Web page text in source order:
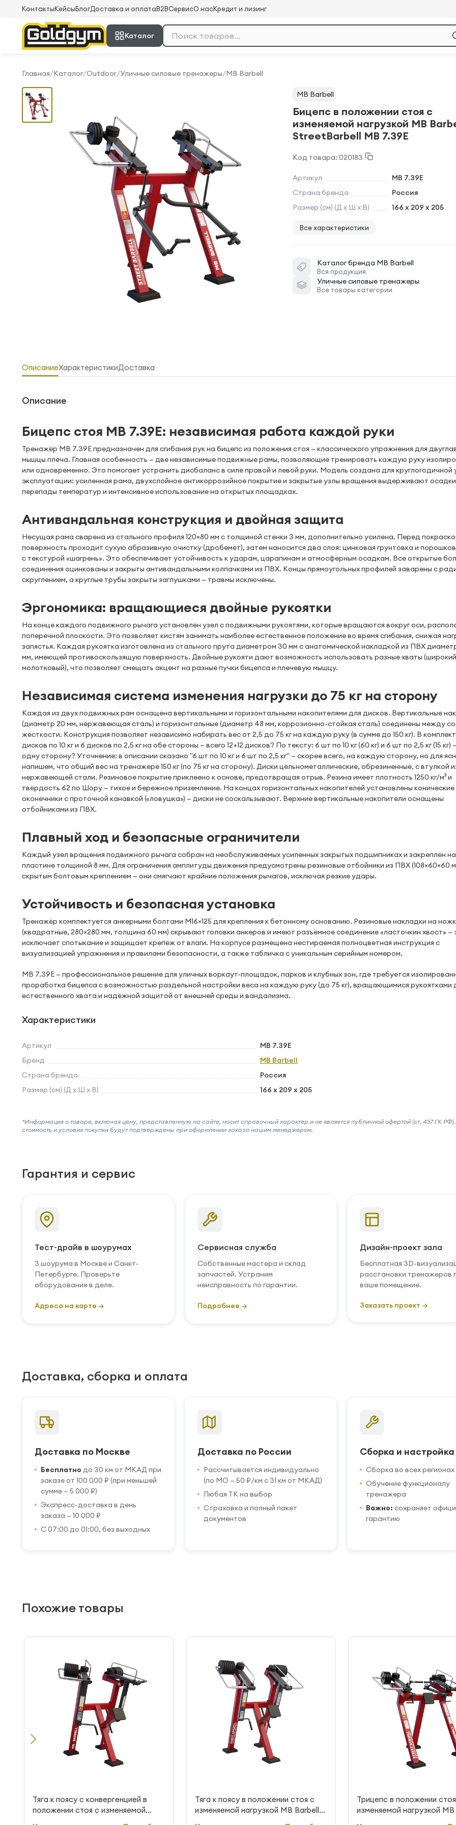
КонтактыКейсыБлогДоставка и оплатаB2BСервисО насКредит и лизинг
Каталог
Главная/Каталог/Outdoor/Уличные силовые тренажеры/MB Barbell
MB Barbell
Бицепс в положении стоя с
изменяемой нагрузкой MB
StreetBarbell MB 7.39E
Код товара: 020183
Артикул
MB 7.39E
Страна бренда
Россия
Размер (см) (Д х Ш х В)
166 x 209 x 205
Все характеристики
Каталог бренда MB Barbell
Вся продукция
Уличные силовые тренажеры
Все товары категории
ОписаниеХарактеристикиДоставка
Описание
Бицепс стоя MB 7.39E: независимая работа каждой руки
Тренажёр MB 7.39E предназначен для сгибания рук на бицепс из положения стоя — классического упражнения для
мышцы плеча. Главная особенность — две независимые подвижные рамы, позволяющие тренировать каждую руку
или одновременно. Это помогает устранить дисбаланс в силе правой и левой руки. Модель создана для круглогодичной
эксплуатации: усиленная рама, двухслойное антикоррозийное покрытие и закрытые узлы вращения выдерживают
перепады температур и интенсивное использование на открытых площадках.
Антивандальная конструкция и двойная защита
Несущая рама сварена из стального профиля 120×80 мм с толщиной стенки 3 мм, дополнительно усилена. Перед
поверхность проходит сухую абразивную очистку (дробемёт), затем наносится два слоя: цинковая грунтовка и
с текстурой «шагрень». Это обеспечивает устойчивость к ударам, царапинам и атмосферным осадкам. Все открытые
соединения оцинкованы и закрыты антивандальными колпачками из ПВХ. Концы прямоугольных профилей заварены с
скруглением, а круглые трубы закрыты заглушками — травмы исключены.
Эргономика: вращающиеся двойные рукоятки
На конце каждого подвижного рычага установлен узел с подвижными рукоятями, которые вращаются вокруг оси,
поперечной плоскости. Это позволяет кистям занимать наиболее естественное положение во время сгибания, снижая
запястья. Каждая рукоятка изготовлена из стального прута диаметром 30 мм с анатомической накладкой из ПВХ
мм, имеющей противоскользящую поверхность. Двойные рукояти дают возможность использовать разные хваты
молотковый), что позволяет смещать акцент на разные пучки бицепса и плечевую мышцу.
Независимая система изменения нагрузки до 75 кг на сторону
Каждая из двух подвижных рам оснащена вертикальными и горизонтальными накопителями для дисков. Вертикальные
(диаметр 20 мм, нержавеющая сталь) и горизонтальные (диаметр 48 мм, коррозионно-стойкая сталь) соединены между
жёсткости. Конструкция позволяет независимо набирать вес от 2,5 до 75 кг на каждую руку (в сумме до 150 кг). В
дисков по 10 кг и 6 дисков по 2,5 кг на обе стороны — всего 12+12 дисков? По тексту: 6 шт по 10 кг (60 кг) и 6 шт по 2,5 кг (15 кг)
одну сторону? Уточнение: в описании сказано "6 шт по 10 кг и 6 шт по 2,5 кг" — скорее всего, на каждую сторону, но для
напишем, что общий вес на тренажёре 150 кг (по 75 кг на сторону). Диски цельнометаллические, обрезиненные, с втулкой
нержавеющей стали. Резиновое покрытие приклеено к основе, предотвращая отрыв. Резина имеет плотность 1250 кг/м³ и
твёрдость 62 по Шору — тихое и бережное приземление. На концах горизонтальных накопителей установлены конические
оконечники с проточной канавкой («ловушка») — диски не соскальзывают. Верхние вертикальные накопители оснащены
отбойниками из ПВХ.
Плавный ход и безопасные ограничители
Каждый узел вращения подвижного рычага собран на необслуживаемых усиленных закрытых подшипниках и закреплён
пластине толщиной 8 мм. Для ограничения амплитуды движения предусмотрены резиновые отбойники из ПВХ (108×60×60
скрытым болтовым креплением — они смягчают крайние положения рычагов, исключая резкие удары.
Устойчивость и безопасная установка
Тренажёр комплектуется анкерными болтами М16×125 для крепления к бетонному основанию. Резиновые накладки на
(квадратные, 280×280 мм, толщина 60 мм) скрывают головки анкеров и имеют разъёмное соединение «ласточкин хвост» —
исключает спотыкание и защищает крепёж от влаги. На корпусе размещена нестираемая полноцветная инструкция с
визуализацией упражнения и правилами безопасности, а также табличка с уникальным серийным номером.
MB 7.39E — профессиональное решение для уличных воркаут-площадок, парков и клубных зон, где требуется
проработка бицепса с возможностью раздельной настройки веса на каждую руку (до 75 кг), вращающимися рукоятками
естественного хвата и надёжной защитой от внешней среды и вандализма.
Характеристики
Артикул
MB 7.39E
Бренд
MB Barbell
Страна бренда
Россия
Размер (см) (Д х Ш х В)
166 x 209 x 205
*Информация о товаре, включая цену, представленную на сайте, носит справочный характер и не является публичной офертой (ст. 437 ГК РФ).
стоимость и условия покупки будут подтверждены при оформлении заказа нашим менеджером.
Гарантия и сервис
Тест-драйв в шоурумах
3 шоурума в Москве и Санкт-
Петербурге. Проверьте
оборудование в деле.
Адреса на карте →
Сервисная служба
Собственные мастера и склад
запчастей. Устраним
неисправность по гарантии.
Подробнее →
Дизайн-проект зала
Бесплатная 3D-
расстановки тренажеров
ваше помещение.
Заказать проект →
Доставка, сборка и оплата
Доставка по Москве
Бесплатно до 30 км от МКАД при
заказе от 100 000 ₽ (при меньшей
сумме — 5 000 ₽)
Экспресс-доставка в день
заказа — 10 000 ₽
С 07:00 до 01:00, без выходных
Доставка по России
Рассчитывается индивидуально
(по МО — 50 ₽/км с 31 км от МКАД)
Любая ТК на выбор
Страховка и полный пакет
документов
Сборка и настройка
Сборка во всех
Обучение функционалу
тренажера
Важно: сохраняет
гарантию
Похожие товары
Тяга к поясу с конвергенцией в
положении стоя с изменяемой
Тяга к поясу в положении стоя с
изменяемой нагрузкой MB Barbell
Трицепс в положении
изменяемой нагрузкой